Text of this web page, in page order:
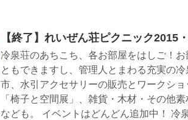
【終了】れいぜん荘ピクニック2015
冷泉荘のあちこち、各お部屋をはしご！
ともできますし、管理人とまわる充実の
市、水引アクセサリーの販売とワークシ
「椅子と空間展」、雑貨・木材・その他
なども。 イベントはどんどん追加中！ 冷